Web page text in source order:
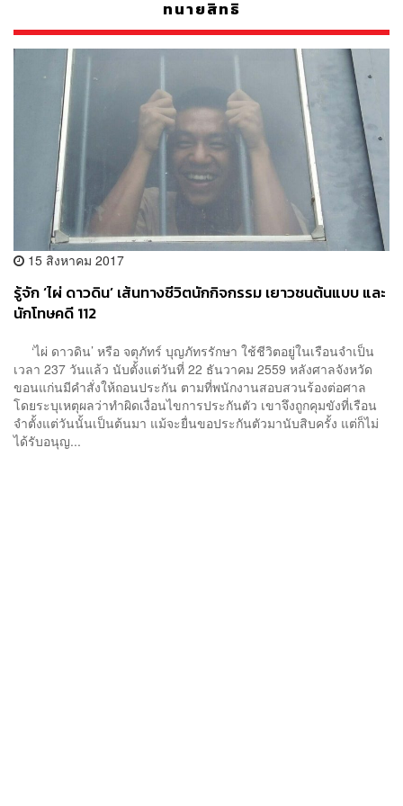
ทนายสิทธิ
15 สิงหาคม 2017
รู้จัก ‘ไผ่ ดาวดิน’ เส้นทางชีวิตนักกิจกรรม เยาวชนต้นแบบ และ
นักโทษคดี 112
‘ไผ่ ดาวดิน’ หรือ จตุภัทร์ บุญภัทรรักษา ใช้ชีวิตอยู่ในเรือนจำเป็น
เวลา 237 วันแล้ว นับตั้งแต่วันที่ 22 ธันวาคม 2559 หลังศาลจังหวัด
ขอนแก่นมีคำสั่งให้ถอนประกัน ตามที่พนักงานสอบสวนร้องต่อศาล
โดยระบุเหตุผลว่าทำผิดเงื่อนไขการประกันตัว เขาจึงถูกคุมขังที่เรือน
จำตั้งแต่วันนั้นเป็นต้นมา แม้จะยื่นขอประกันตัวมานับสิบครั้ง แต่ก็ไม่
ได้รับอนุญ...